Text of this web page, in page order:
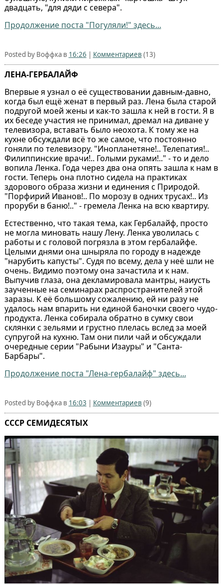
двадцать, "для дяди с севера".
Продолжение поста "Погуляли!" здесь...
Posted by Воффка в 16:26 | Комментариев (13)
ЛЕНА-ГЕРБАЛАЙФ
Впервые я узнал о её существовании давным-давно,
когда был ещё женат в первый раз. Лена была старой
подругой моей жены и как-то зашла к ней в гости. Я в
их беседе участия не принимал, дремал на диване у
телевизора, вставать было неохота. К тому же на
кухне обсуждали всё то же самое, что постоянно
гоняли по телевизору. "Инопланетяне!.. Телепатия!..
Филиппинские врачи!.. Голыми руками!.." - то и дело
вопила Ленка. Года через два она опять зашла к нам в
гости. Теперь она плотно сидела на практиках
здорового образа жизни и единения с Природой.
"Порфирий Иванов!.. По морозу в одних трусах!.. Из
проруби в баню!.." - гремела Ленка на всю квартиру.
Естественно, что такая тема, как Гербалайф, просто
не могла миновать нашу Лену. Ленка уволилась с
работы и с головой погрязла в этом гербалайфе.
Целыми днями она шныряла по городу в надежде
"нарубить капусты". Судя по всему, дела у неё шли не
очень. Видимо поэтому она зачастила и к нам.
Выпучив глаза, она декламировала мантры, наиусть
заученные на семинарах распространителей этой
заразы. К её большому сожалению, ей ни разу не
удалось нам впарить ни единой баночки своего чудо-
продукта. Ленка собирала обратно в сумку свои
склянки с зельями и грустно плелась вслед за моей
супругой на кухню. Там они пили чай и обсуждали
очередные серии "Рабыни Изауры" и "Санта-
Барбары".
Продолжение поста "Лена-гербалайф" здесь...
Posted by Воффка в 16:03 | Комментариев (9)
СССР СЕМИДЕСЯТЫХ